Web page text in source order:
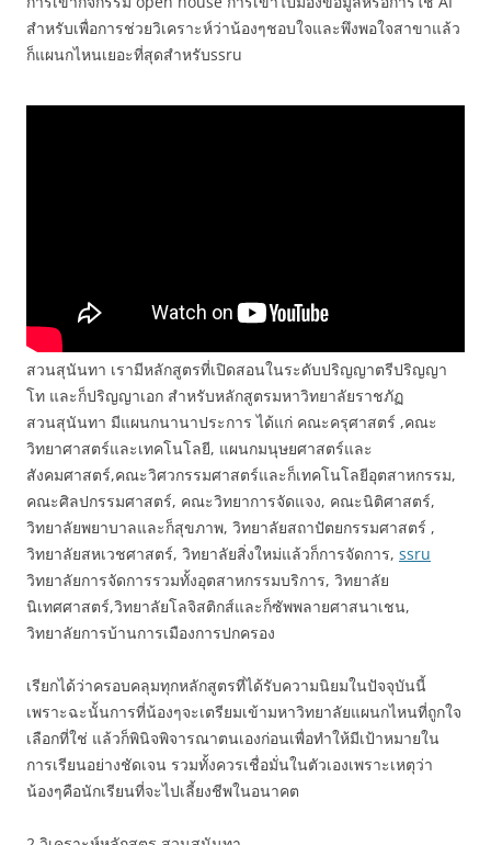
สำหรับเพื่อการช่วยวิเคราะห์ว่าน้องๆชอบใจและพึงพอใจสาขาแล้ว
ก็แผนกไหนเยอะที่สุดสำหรับssru
สวนสุนันทา เรามีหลักสูตรที่เปิดสอนในระดับปริญญาตรีปริญญา
โท และก็ปริญญาเอก สำหรับหลักสูตรมหาวิทยาลัยราชภัฏ
สวนสุนันทา มีแผนกนานาประการ ได้แก่ คณะครุศาสตร์ ,คณะ
วิทยาศาสตร์และเทคโนโลยี, แผนกมนุษยศาสตร์และ
สังคมศาสตร์,คณะวิศวกรรมศาสตร์และก็เทคโนโลยีอุตสาหกรรม,
คณะศิลปกรรมศาสตร์, คณะวิทยาการจัดแจง, คณะนิติศาสตร์,
วิทยาลัยพยาบาลและก็สุขภาพ, วิทยาลัยสถาปัตยกรรมศาสตร์ ,
วิทยาลัยสหเวชศาสตร์, วิทยาลัยสิ่งใหม่แล้วก็การจัดการ, ssru
วิทยาลัยการจัดการรวมทั้งอุตสาหกรรมบริการ, วิทยาลัย
นิเทศศาสตร์,วิทยาลัยโลจิสติกส์และก็ซัพพลายศาสนาเชน,
วิทยาลัยการบ้านการเมืองการปกครอง
เรียกได้ว่าครอบคลุมทุกหลักสูตรที่ได้รับความนิยมในปัจจุบันนี้
เพราะฉะนั้นการที่น้องๆจะเตรียมเข้ามหาวิทยาลัยแผนกไหนที่ถูกใจ
เลือกที่ใช่ แล้วก็พินิจพิจารณาตนเองก่อนเพื่อทำให้มีเป้าหมายใน
การเรียนอย่างชัดเจน รวมทั้งควรเชื่อมั่นในตัวเองเพราะเหตุว่า
น้องๆคือนักเรียนที่จะไปเลี้ยงชีพในอนาคต